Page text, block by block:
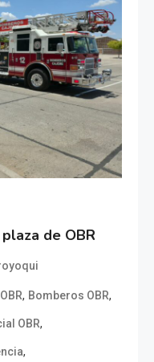
de OBR
, Bomberos OBR,
OBR,
,